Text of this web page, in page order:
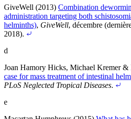
GiveWell (2013) Combination
administration targeting both
helminths), GiveWell, décembre
2018).
d
Joan Hamory Hicks, Michael Kremer
case for mass treatment of intestinal
PLoS Neglected Tropical Diseases.
e